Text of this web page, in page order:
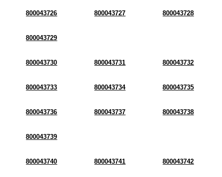
800043726 800043727 800043728
800043729
800043730 800043731 800043732
800043733 800043734 800043735
800043736 800043737 800043738
800043739
800043740 800043741 800043742